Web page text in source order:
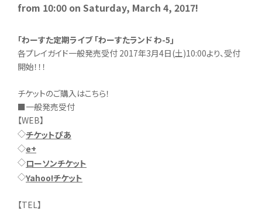
from 10:00 on Saturday, March 4, 2017!
「わーすた定期ライブ ｢わーすたランド わ-5｣
各プレイガイド一般発売受付 2017年3月4日(土)10:00より、受付
開始！！！
チケットのご購入はこちら！
■一般発売受付
【WEB】
◇チケットぴあ
◇e+
◇ローソンチケット
◇Yahoo!チケット
【TEL】